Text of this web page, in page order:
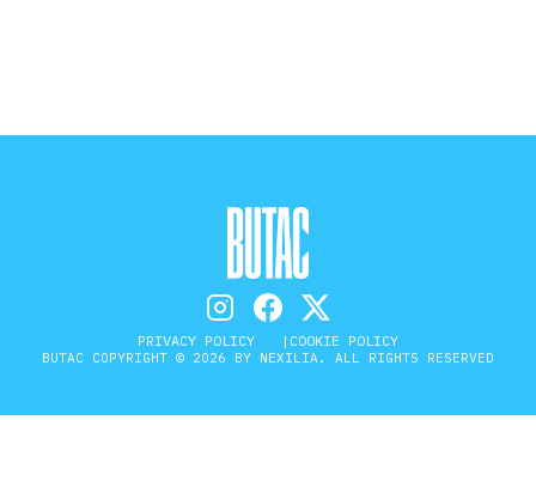
EDITORIALI
TRUFFE E SOCIAL NETWORK
PRIVACY POLICY COOKIE POLICY
BUTAC COPYRIGHT © 2026 BY NEXILIA. ALL RIGHTS RESERVED